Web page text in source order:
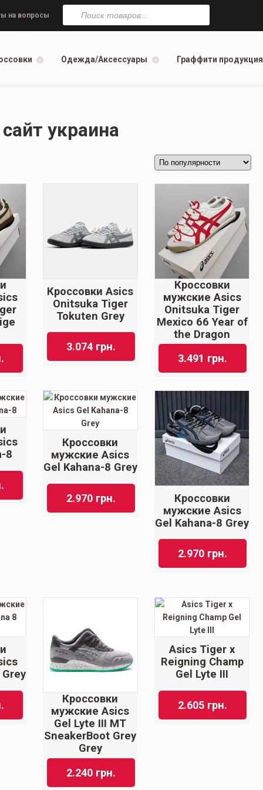
на вопросы
Поиск
товаров
Одежда/Аксессуары Граффити продукция
украина
Кроссовки Asics
Onitsuka Tiger
Tokuten Grey
3.074 грн.
Кроссовки
мужские Asics
Onitsuka Tiger
Mexico 66 Year of
the Dragon
3.491 грн.
8
Кроссовки
мужские Asics
Gel Kahana-8 Grey
2.970 грн.
Кроссовки
мужские Asics
Gel Kahana-8 Grey
2.970 грн.
Кроссовки
мужские Asics
Gel Lyte III MT
SneakerBoot Grey
Grey
2.240 грн.
Asics Tiger x
Reigning Champ
Gel Lyte III
2.605 грн.